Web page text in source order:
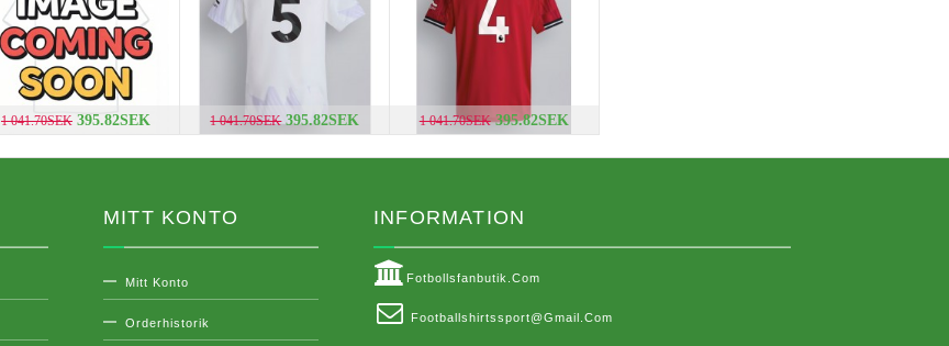
1 041.70SEK 395.82SEK 1 041.70SEK 395.82SEK 1 041.70SEK 395.82SEK
MITT KONTO
Mitt Konto
Orderhistorik
INFORMATION
Fotbollsfanbutik.com
Footballshirtssport@gmail.com